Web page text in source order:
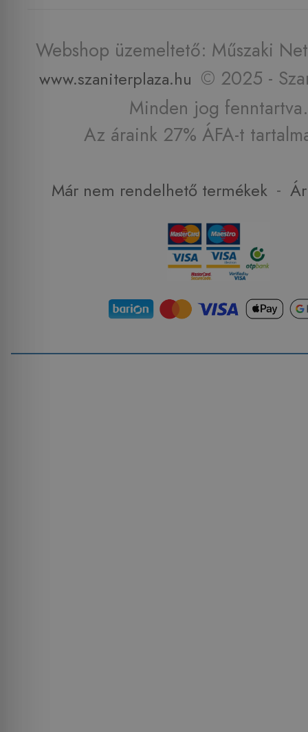
Webshop üzemeltető: Műszaki
www.szaniterplaza.hu © 2025 -
Minden jog fenntartva.
Az áraink 27% ÁFA-t
Már nem rendelhető termékek -